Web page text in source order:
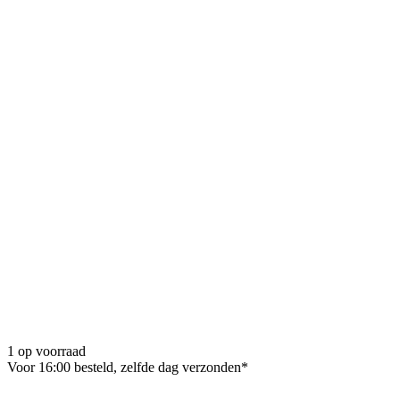
1 op voorraad
Voor 16:00 besteld, zelfde dag verzonden*